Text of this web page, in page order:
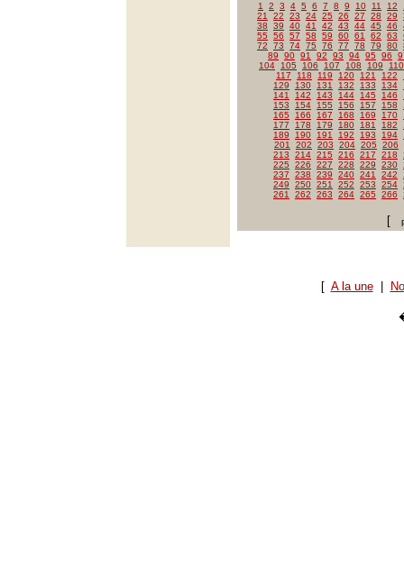
1 2 3 4 5 6 7 8 9 10 11 12
21
22 23 24 25 26 27 28 29
38
39 40 41 42 43 44 45 46
55
56 57 58 59 60 61 62 63
72
73 74 75 76 77 78 79 80
89
90 91 92 93 94 95 96
104
105 106 107 108 109
110
117
118 119 120 121 122
129
130 131 132 133 134
141
142 143 144 145 146
153
154 155 156 157 158
165
166 167 168 169 170
177
178 179 180 181 182
189
190 191 192 193 194
201
202 203 204 205
206
213
214 215 216 217 218
225
226 227 228 229 230
237
238 239 240 241 242
249
250 251 252 253 254
261
262 263 264 265 266
[
[ A la une|